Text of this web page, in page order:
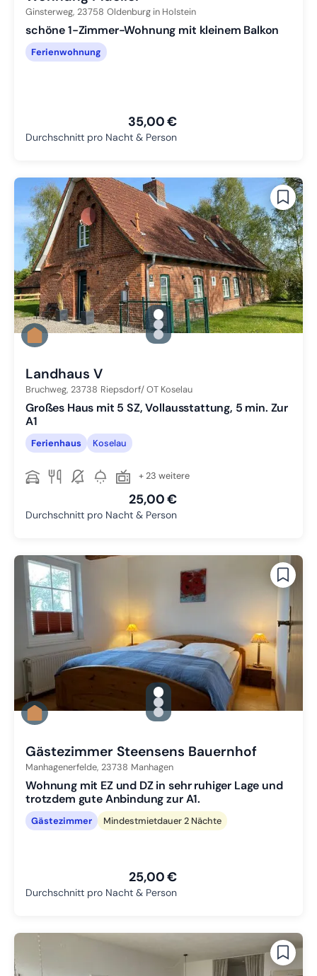
Ginsterweg, 23758 Oldenburg in Holstein
schöne 1-Zimmer-Wohnung mit kleinem Balkon
Ferienwohnung
35,00 €
Durchschnitt pro Nacht & Person
gallery.slide_selector
Zu Slide 1 wechseln
Zu Slide 2 wechseln
Zu Slide 3 wechseln
Landhaus V
Bruchweg, 23738 Riepsdorf/ OT Koselau
Großes Haus mit 5 SZ, Vollausstattung, 5 min. Zur
A1
Ferienhaus Koselau
+ 23 weitere
25,00 €
Durchschnitt pro Nacht & Person
gallery.slide_selector
Zu Slide 1 wechseln
Zu Slide 2 wechseln
Zu Slide 3 wechseln
Gästezimmer Steensens Bauernhof
Manhagenerfelde, 23738 Manhagen
Wohnung mit EZ und DZ in sehr ruhiger Lage und
trotzdem gute Anbindung zur A1.
Gästezimmer Mindestmietdauer 2 Nächte
25,00 €
Durchschnitt pro Nacht & Person